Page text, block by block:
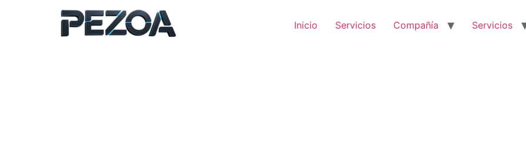
Inicio Servicios Compañía Servicios